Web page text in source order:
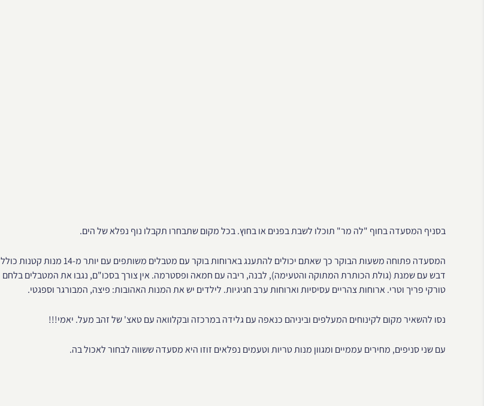
בסניף המסעדה בחוף "לה מר" תוכלו לשבת בפנים או בחוץ. בכל מקום שתבחרו תקבלו נוף נפלא של הים.
המסעדה פתוחה משעות הבוקר כך שאתם יכולים להתענג בארוחות בוקר עם מטבלים משותפים עם יותר מ-14 מנות קטנות כולל
דבש עם שמנת (גולת הכותרת המתוקה והטעימה), לבנה, ריבה עם חמאה ופסטרמה. אין צורך בסכו"ם, נגבו את המטבלים בלחם
טורקי פריך וטרי. ארוחות צהריים עסיסיות וארוחות ערב חגיגיות. לילדים יש את המנות האהובות: פיצה, המבורגר וספגטי.
נסו להשאיר מקום לקינוחים המעלפים וביניהם כנאפה עם גלידה במרכזה ובקלוואה עם טאצ' של זהב מעל. יאמי!!!
עם שני סניפים, מחירים עממיים ומגוון מנות טריות וטעמים נפלאים זוזו היא מסעדה ששווה לבחור לאכול בה.